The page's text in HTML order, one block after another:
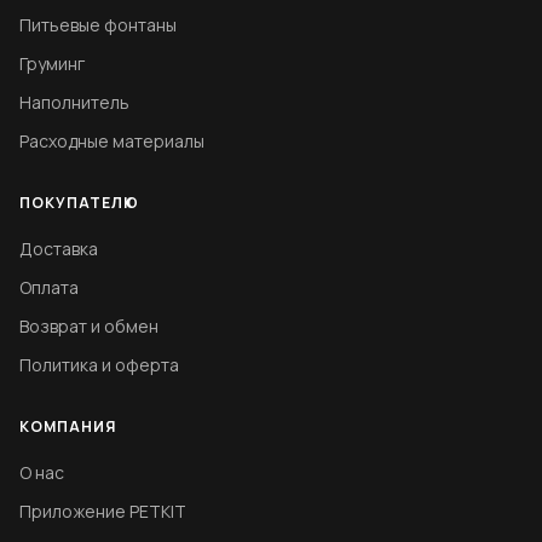
Питьевые фонтаны
Груминг
Наполнитель
Расходные материалы
ПОКУПАТЕЛЮ
Доставка
Оплата
Возврат и обмен
Политика и оферта
КОМПАНИЯ
О нас
Приложение PETKIT